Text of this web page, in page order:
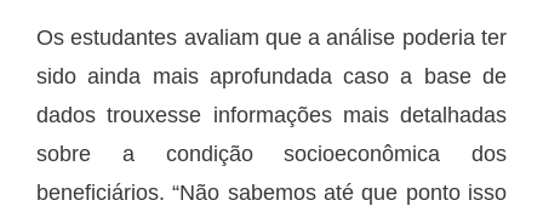
Os estudantes avaliam que a análise poderia ter
sido ainda mais aprofundada caso a base de
dados trouxesse informações mais detalhadas
sobre a condição socioeconômica dos
beneficiários. “Não sabemos até que ponto isso